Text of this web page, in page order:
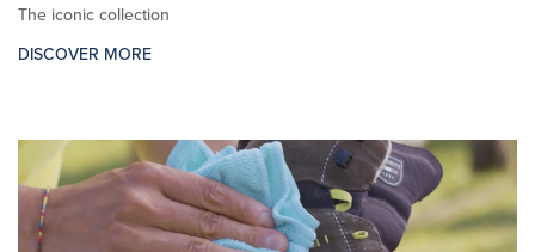
The iconic collection
DISCOVER MORE